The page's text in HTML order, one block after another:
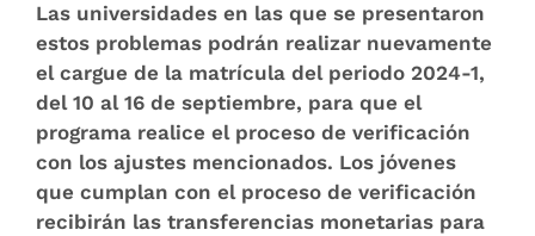
Las universidades en las que se presentaron
estos problemas podrán realizar nuevamente
el cargue de la matrícula del periodo 2024-1,
del 10 al 16 de septiembre, para que el
programa realice el proceso de verificación
con los ajustes mencionados. Los jóvenes
que cumplan con el proceso de verificación
recibirán las transferencias monetarias para